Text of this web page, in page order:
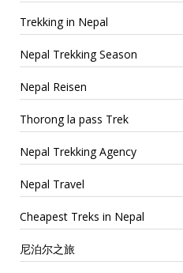
Trekking in Nepal
Nepal Trekking Season
Nepal Reisen
Thorong la pass Trek
Nepal Trekking Agency
Nepal Travel
Cheapest Treks in Nepal
尼泊尔之旅